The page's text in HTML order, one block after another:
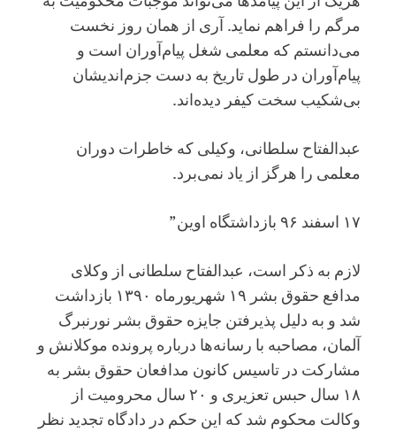
مرگم را فراهم نماید. آری از همان روز نخست
می‌دانستم که معلمی شغل پیام‌آوران است و
پیام‌آوران در طول تاریخ به دست جزم‌اندیشان
بی‌شکیب سخت کیفر دیده‌اند.
عبدالفتاح سلطانی، وکیلی که خاطرات دوران
معلمی را هرگز از یاد نمی‌برد.
۱۷ اسفند ۹۶ بازداشتگاه اوین”
لازم به ذکر است، عبدالفتاح سلطانی از وکلای
مدافع حقوق بشر ۱۹ شهریورماه ۱۳۹۰ بازداشت
شد و به دلیل پذیرفتن جایزه حقوق بشر نورنبرگ
آلمان، مصاحبه با رسانه‌ها درباره پرونده موکلانش و
مشارکت در تاسیس کانون مدافعان حقوق بشر به
۱۸ سال حبس تعزیری و ۲۰ سال محرومیت از
وکالت محکوم شد که این حکم در دادگاه تجدید نظر